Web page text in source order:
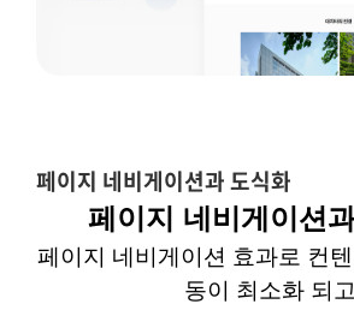
페이지 네비게이션과 도식화
페이지 네비게이션
페이지 네비게이션 효과로 컨텐
동이 최소화 되고